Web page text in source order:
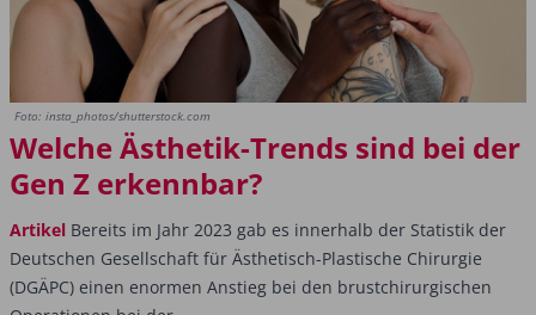
Foto: insta_photos/shutterstock.com
Welche Ästhetik-Trends sind bei der
Gen Z erkennbar?
Artikel Bereits im Jahr 2023 gab es innerhalb der Statistik der
Deutschen Gesellschaft für Ästhetisch-Plastische Chirurgie
(DGÄPC) einen enormen Anstieg bei den brustchirurgischen